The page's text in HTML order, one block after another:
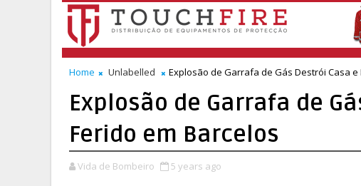
Home Unlabelled Explosão de Garrafa de Gás Destrói Casa e
Explosão de Garrafa de
Ferido em Barcelos
Vida de Bombeiro 5 years ago